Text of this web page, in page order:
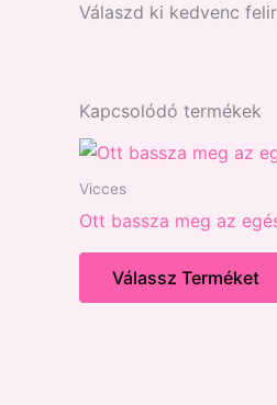
Válaszd ki kedvenc
Kapcsolódó termékek
Vicces
Ott bassza meg az
Válassz Terméket